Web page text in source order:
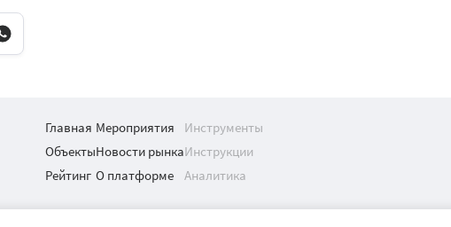
Главная
Объекты
Рейтинг
Мероприятия
Новости рынка
О платформе
Инструменты
Инструкции
Аналитика